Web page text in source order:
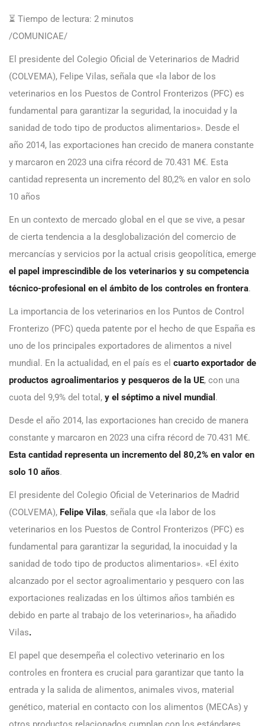
⏳ Tiempo de lectura: 2 minutos
/COMUNICAE/
El presidente del Colegio Oficial de Veterinarios de Madrid
(COLVEMA), Felipe Vilas, señala que «la labor de los
veterinarios en los Puestos de Control Fronterizos (PFC) es
fundamental para garantizar la seguridad, la inocuidad y la
sanidad de todo tipo de productos alimentarios». Desde el
año 2014, las exportaciones han crecido de manera constante
y marcaron en 2023 una cifra récord de 70.431 M€. Esta
cantidad representa un incremento del 80,2% en valor en solo
10 años
En un contexto de mercado global en el que se vive, a pesar
de cierta tendencia a la desglobalización del comercio de
mercancías y servicios por la actual crisis geopolítica, emerge
el papel imprescindible de los veterinarios y su competencia
técnico-profesional en el ámbito de los controles en frontera.
La importancia de los veterinarios en los Puntos de Control
Fronterizo (PFC) queda patente por el hecho de que España es
uno de los principales exportadores de alimentos a nivel
mundial. En la actualidad, en el país es el cuarto exportador de
productos agroalimentarios y pesqueros de la UE, con una
cuota del 9,9% del total, y el séptimo a nivel mundial .
Desde el año 2014, las exportaciones han crecido de manera
constante y marcaron en 2023 una cifra récord de 70.431 M€.
Esta cantidad representa un incremento del 80,2% en valor en
solo 10 años.
El presidente del Colegio Oficial de Veterinarios de Madrid
(COLVEMA), Felipe Vilas, señala que «la labor de los
veterinarios en los Puestos de Control Fronterizos (PFC) es
fundamental para garantizar la seguridad, la inocuidad y la
sanidad de todo tipo de productos alimentarios». «El éxito
alcanzado por el sector agroalimentario y pesquero con las
exportaciones realizadas en los últimos años también es
debido en parte al trabajo de los veterinarios», ha añadido
Vilas.
El papel que desempeña el colectivo veterinario en los
controles en frontera es crucial para garantizar que tanto la
entrada y la salida de alimentos, animales vivos, material
genético, material en contacto con los alimentos (MECAs) y